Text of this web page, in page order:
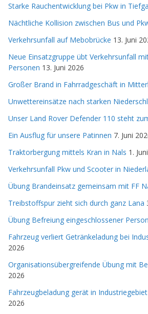
Starke Rauchentwicklung bei Pkw in
Nächtliche Kollision zwischen Bus und
Verkehrsunfall auf Mebobrücke 13. Juni
Neue Einsatzgruppe übt Verkehrsunfall
Personen 13. Juni 2026
Großer Brand in Fahrradgeschäft in
Unwettereinsätze nach starken
Unser Land Rover Defender 110 steht
Ein Ausflug für unsere Patinnen 7. Juni
Traktorbergung mittels Kran in Nals 1.
Verkehrsunfall Pkw und Scooter in
Übung Brandeinsatz gemeinsam mit FF
Treibstoffspur zieht sich durch ganz Lana
Übung Befreiung eingeschlossener
Fahrzeug verliert Getränkeladung bei
2026
Organisationsübergreifende Übung mit
2026
Fahrzeugbeladung gerät in
2026